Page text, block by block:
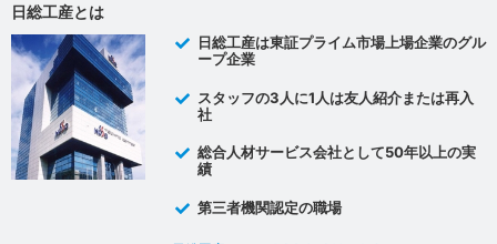
日総工産とは
日総工産は東証プライム市場上場企業のグル
ープ企業
スタッフの3人に1人は友人紹介または再入
社
総合人材サービス会社として50年以上の実
績
第三者機関認定の職場